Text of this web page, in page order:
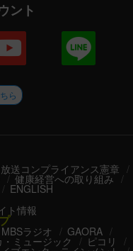
ント
ら
送コンプライアンス憲章
健康経営への取り組み
ENGLISH
ト情報
MBSラジオ GAORA
・ミュージック ピコリ